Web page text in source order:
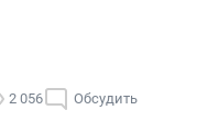
2 056 Обсудить